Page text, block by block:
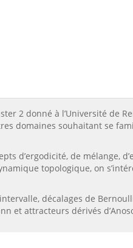
2 donné à l’Université de
domaines souhaitant se
d’ergodicité, de mélange,
topologique, on
décalages de
et attracteurs dérivés